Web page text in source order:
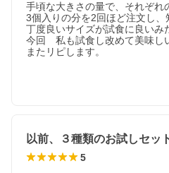
手頃な大きさの量で、それぞれ
3個入りの分を2回ほど注文し、
丁度良いサイズが試食に良いみ
今回　私も試食し改めて美味し
またリピします。
5